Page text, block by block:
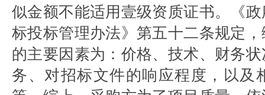
似金额不能适用壹级资质证书。《
标投标管理办法》第五十二条规定
的主要因素为：价格、技术、财务
务、对招标文件的响应程度，以及